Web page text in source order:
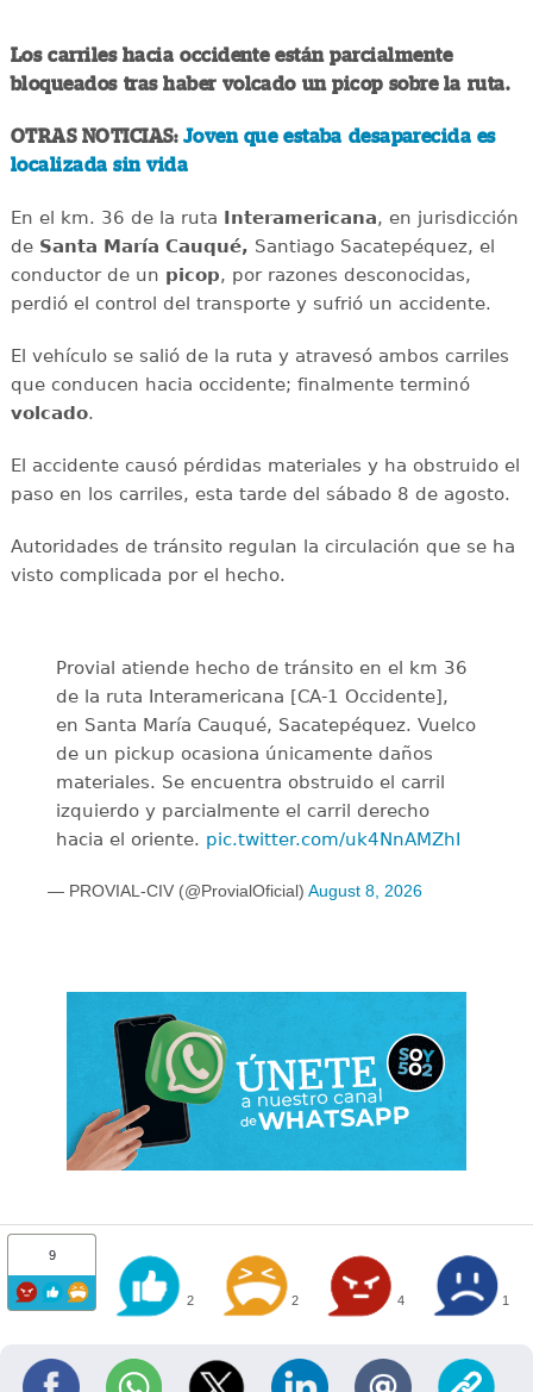
Los carriles hacia occidente están parcialmente
bloqueados tras haber volcado un picop sobre la ruta.
OTRAS NOTICIAS:Joven que estaba desaparecida es
localizada sin vida
En el km. 36 de la ruta Interamericana, en jurisdicción
de Santa María Cauqué, Santiago Sacatepéquez, el
conductor de un picop, por razones desconocidas,
perdió el control del transporte y sufrió un accidente.
El vehículo se salió de la ruta y atravesó ambos carriles
que conducen hacia occidente; finalmente terminó
volcado.
El accidente causó pérdidas materiales y ha obstruido el
paso en los carriles, esta tarde del sábado 8 de agosto.
Autoridades de tránsito regulan la circulación que se ha
visto complicada por el hecho.
Provial atiende hecho de tránsito en el km 36
de la ruta Interamericana [CA-1 Occidente],
en Santa María Cauqué, Sacatepéquez. Vuelco
de un pickup ocasiona únicamente daños
materiales. Se encuentra obstruido el carril
izquierdo y parcialmente el carril derecho
hacia el oriente. pic.twitter.com/uk4NnAMZhI
— PROVIAL-CIV (@ProvialOficial) August 8, 2026
9
2 2 4 1